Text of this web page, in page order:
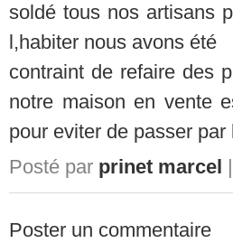
soldé tous nos artisans
l,habiter nous avons été
contraint de refaire des
notre maison en vente
pour eviter de passer
Posté par prinet marcel |
Poster un commentaire